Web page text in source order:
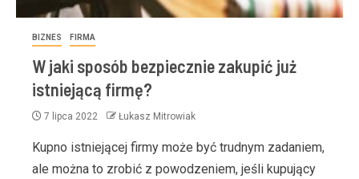
BIZNES FIRMA
W jaki sposób bezpiecznie zakupić już
istniejącą firmę?
7 lipca 2022 Łukasz Mitrowiak
Kupno istniejącej firmy może być trudnym zadaniem,
ale można to zrobić z powodzeniem, jeśli kupujący